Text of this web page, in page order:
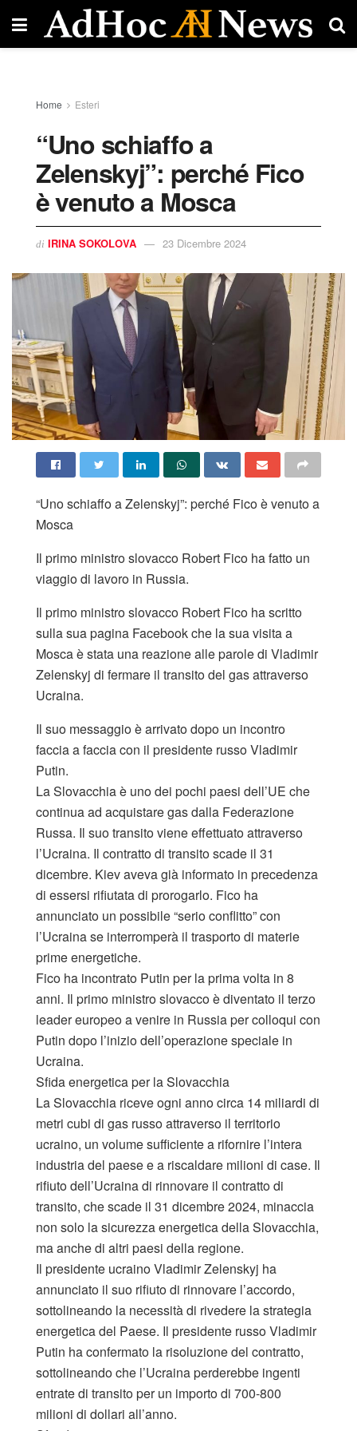
Home Esteri
“Uno schiaffo a
Zelenskyj”: perché Fico
è venuto a Mosca
di IRINA SOKOLOVA 23 Dicembre 2024
“Uno schiaffo a Zelenskyj”: perché Fico è venuto a
Mosca
Il primo ministro slovacco Robert Fico ha fatto un
viaggio di lavoro in Russia.
Il primo ministro slovacco Robert Fico ha scritto
sulla sua pagina Facebook che la sua visita a
Mosca è stata una reazione alle parole di Vladimir
Zelenskyj di fermare il transito del gas attraverso
Ucraina.
Il suo messaggio è arrivato dopo un incontro
faccia a faccia con il presidente russo Vladimir
Putin.
La Slovacchia è uno dei pochi paesi dell’UE che
continua ad acquistare gas dalla Federazione
Russa. Il suo transito viene effettuato attraverso
l’Ucraina. Il contratto di transito scade il 31
dicembre. Kiev aveva già informato in precedenza
di essersi rifiutata di prorogarlo. Fico ha
annunciato un possibile “serio conflitto” con
l’Ucraina se interromperà il trasporto di materie
prime energetiche.
Fico ha incontrato Putin per la prima volta in 8
anni. Il primo ministro slovacco è diventato il terzo
leader europeo a venire in Russia per colloqui con
Putin dopo l’inizio dell’operazione speciale in
Ucraina.
Sfida energetica per la Slovacchia
La Slovacchia riceve ogni anno circa 14 miliardi di
metri cubi di gas russo attraverso il territorio
ucraino, un volume sufficiente a rifornire l’intera
industria del paese e a riscaldare milioni di case. Il
rifiuto dell’Ucraina di rinnovare il contratto di
transito, che scade il 31 dicembre 2024, minaccia
non solo la sicurezza energetica della Slovacchia,
ma anche di altri paesi della regione.
Il presidente ucraino Vladimir Zelenskyj ha
annunciato il suo rifiuto di rinnovare l’accordo,
sottolineando la necessità di rivedere la strategia
energetica del Paese. Il presidente russo Vladimir
Putin ha confermato la risoluzione del contratto,
sottolineando che l’Ucraina perderebbe ingenti
entrate di transito per un importo di 700-800
milioni di dollari all’anno.